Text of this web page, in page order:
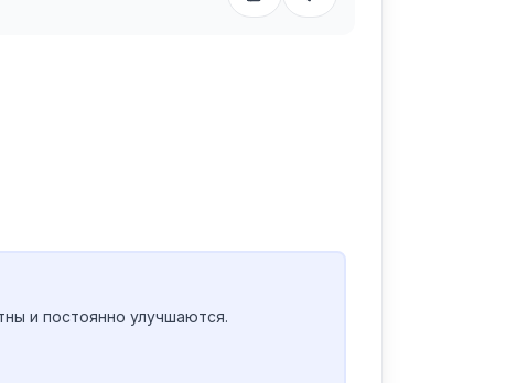
и постоянно улучшаются.